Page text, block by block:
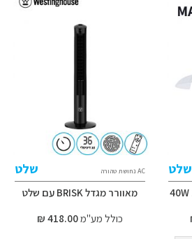
שלט AC נחושת טהורה שלט
מאוורר מגדל BRISK עם שלט
כולל מע"מ418.00 ₪